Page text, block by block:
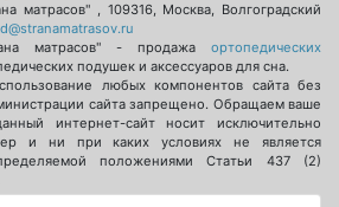
матрасов" , 109316, Москва, Волгоградский
матрасов" - продажа ортопедических
подушек и аксессуаров для сна.
любых компонентов сайта без
сайта запрещено. Обращаем ваше
интернет-сайт носит исключительно
и ни при каких условиях не является
положениями Статьи 437 (2)